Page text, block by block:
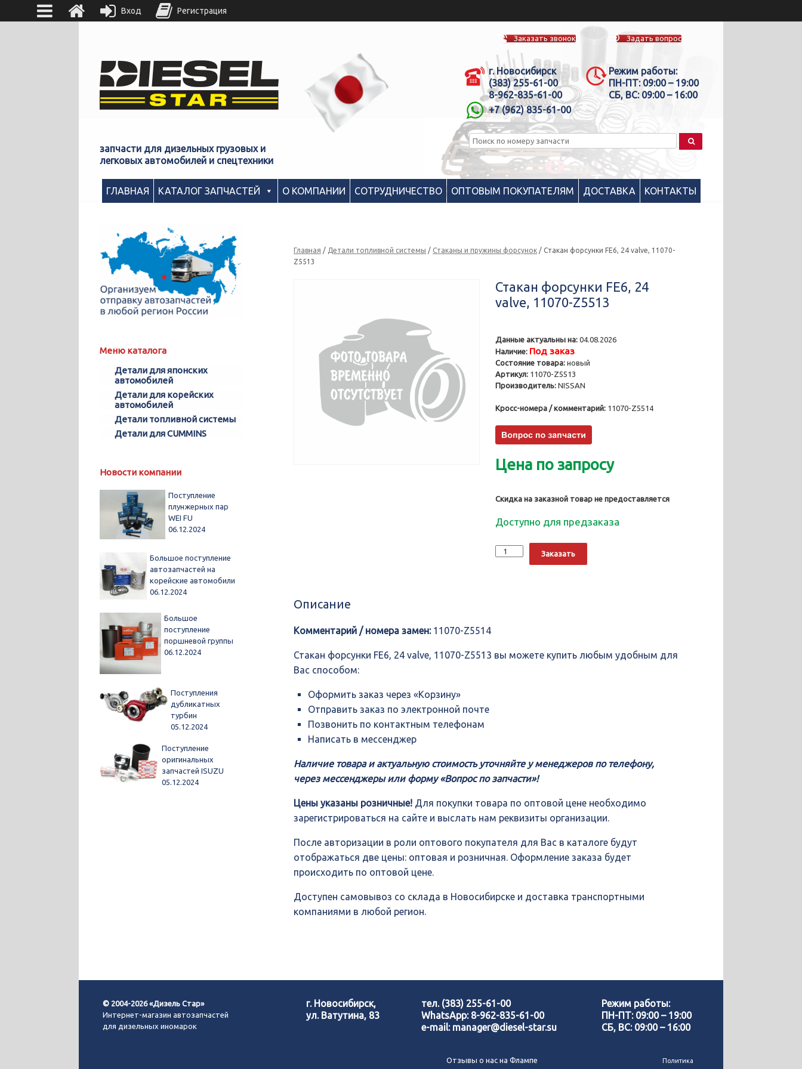
запчасти для дизельных грузовых и
легковых автомобилей и спецтехники
Заказать звонок Задать вопрос
г. Новосибирск
(383) 255-61-00
8-962-835-61-00
+7 (962) 835-61-00
Режим работы:
ПН-ПТ: 09:00 – 19:00
СБ, ВС: 09:00 – 16:00
ГЛАВНАЯ КАТАЛОГ ЗАПЧАСТЕЙ О КОМПАНИИ СОТРУДНИЧЕСТВО ОПТОВЫМ ПОКУПАТЕЛЯМ ДОСТАВКА КОНТАКТЫ
Главная / Детали топливной системы / Стаканы и пружины форсунок / Стакан форсунки FE6, 24 valve, 11070-
Z5513
Стакан форсунки FE6, 24
valve, 11070-Z5513
Данные актуальны на: 04.08.2026
Наличие: Под заказ
Состояние товара: новый
Артикул: 11070-Z5513
Производитель: NISSAN
Кросс-номера / комментарий: 11070-Z5514
Цена по запросу
Скидка на заказной товар не предоставляется
Доступно для предзаказа
Количество
Стакан
Заказать
Описание
Комментарий / номера замен:11070-Z5514
Стакан форсунки FE6, 24 valve, 11070-Z5513 вы можете купить любым удобным для
Вас способом:
Оформить заказ через «Корзину»
Отправить заказ по электронной почте
Позвонить по контактным телефонам
Написать в мессенджер
Наличие товара и актуальную стоимость уточняйте у менеджеров по телефону,
через мессенджеры или форму «Вопрос по запчасти»!
Цены указаны розничные! Для покупки товара по оптовой цене необходимо
зарегистрироваться на сайте и выслать нам реквизиты организации.
После авторизации в роли оптового покупателя для Вас в каталоге будут
отображаться две цены: оптовая и розничная. Оформление заказа будет
происходить по оптовой цене.
Доступен самовывоз со склада в Новосибирске и доставка транспортными
компаниями в любой регион.
Меню каталога
Детали для японских
автомобилей
Детали для корейских
автомобилей
Детали топливной системы
Детали для CUMMINS
Новости компании
Поступление
плунжерных пар
WEI FU
06.12.2024
Большое поступление
автозапчастей на
корейские автомобили
06.12.2024
Большое
поступление
поршневой группы
06.12.2024
Поступления
дубликатных
турбин
05.12.2024
Поступление
оригинальных
запчастей ISUZU
05.12.2024
© 2004-2026 «Дизель Стар»
Интернет-магазин автозапчастей
для дизельных иномарок
г. Новосибирск,
ул. Ватутина, 83
тел. (383) 255-61-00
WhatsApp: 8-962-835-61-00
e-mail: manager@diesel-star.su
Режим работы:
ПН-ПТ: 09:00 – 19:00
СБ, ВС: 09:00 – 16:00
Отзывы о нас на Флампе Политика
Вход Регистрация